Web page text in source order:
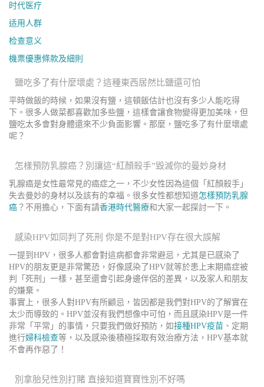
时代医疗
适用人群
检查意义
機票優惠條款及細則
鹽吃多了有什麼壞處？這種東西居然比鹽還可怕
平時做飯的時候，如果沒有鹽，這頓飯估計也沒有多少人能吃得
下。很多人做菜都喜歡加多些鹽，這樣會讓食物變得更加美味，但
鹽吃太多會對身體還來不少負面影響。那麼，鹽吃多了有什麼壞處
呢？
怎樣預防乳腺癌？別讓這“紅顏殺手”毀滅你的曼妙身材
乳腺癌是女性最常見的癌症之一，不少女性因為這個「紅顏殺手」
失去曼妙的身材以及該有的幸福。很多女性都想知道怎樣預防乳腺
癌 ？不用擔心，下面有請香港時代醫療和大家一起探討一下。
感染HPV如同判了死刑 你是不是對HPV存在很大誤解
一提到HPV，很多人都會對這病都會非常避忌，尤其是已感染了
HPV的朋友更是非常驚恐，好像感染了HPV就等於患上末期癌症被
判「死刑」一樣，甚至還會引起身邊伴侶的差異，以及家人和朋友
的嫌棄。
事實上，很多人對HPV有所顧忌，皆因都是我們對HPV的了解實在
太少而導致的。HPV並沒有我們想像中可怕，而且感染HPV是一件
非常「平常」的事情，只要我們做好預防，如接種HPV疫苗 、定期
進行婦科檢查等，以及感染後積極採取有效治療方法，HPV基本就
不會再作惡了！
別拿胎兒性別打賭 直接知道寶寶性別不好嗎